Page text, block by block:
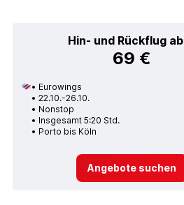
Hin- und Rückflug ab
69 €
Eurowings
22.10.-26.10.
Nonstop
Insgesamt 5:20 Std.
Porto bis Köln
Angebote suchen